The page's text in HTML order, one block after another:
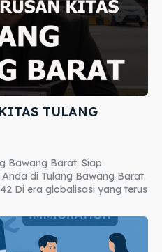
TULANG
Bawang Barat: Siap
di Tulang Bawang Barat.
Di era globalisasi yang terus